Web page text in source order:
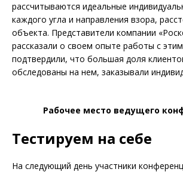
рассчитываются идеальные
каждого угла и направления взора,
объекта. Представители компании
рассказали о своем опыте работы с
подтвердили, что большая доля
обследованы на нем, заказывали
Рабочее место ведущего
Тестируем на себе
На следующий день участники